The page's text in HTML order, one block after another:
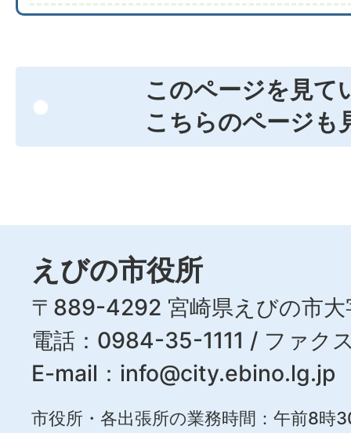
このページを見て
こちらのページも
えびの市役所
〒889-4292 宮崎県えびの市大
電話：0984-35-1111 / ファ
E-mail： info@city.ebino.lg.jp
市役所・各出張所の業務時間：午前8時